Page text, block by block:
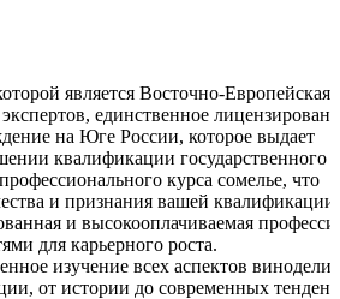
является Восточно-Европейская
единственное
на Юге России, которое выдает
квалификации государственного
курса сомелье, что
и признания вашей квалификации.
и высокооплачиваемая
для карьерного роста.
изучение всех аспектов
от истории до современных